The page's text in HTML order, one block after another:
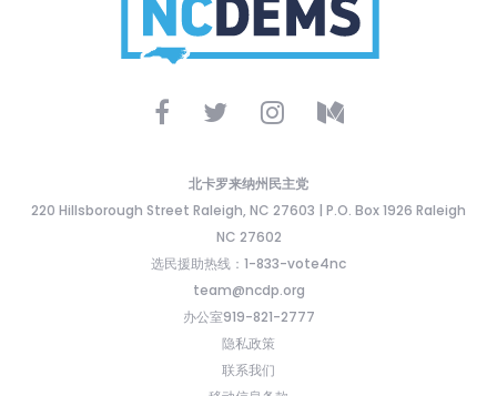
北卡罗来纳州民主党
220 Hillsborough Street Raleigh, NC 27603 | P.O. Box 1926 Raleigh
NC 27602
选民援助热线：1-833-vote4nc
team@ncdp.org
办公室919-821-2777
隐私政策
联系我们